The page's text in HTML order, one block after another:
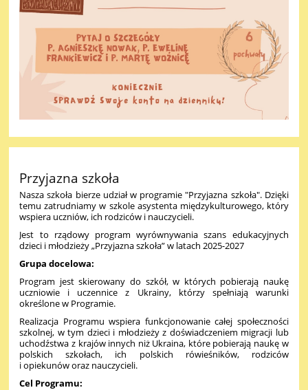
Przyjazna szkoła
Nasza szkoła bierze udział w programie "Przyjazna szkoła". Dzięki
temu zatrudniamy w szkole asystenta międzykulturowego, który
wspiera uczniów, ich rodziców i nauczycieli.
Jest to rządowy program wyrównywania szans edukacyjnych
dzieci i młodzieży „Przyjazna szkoła” w latach 2025-2027
Grupa docelowa:
Program jest skierowany do szkół, w których pobierają naukę
uczniowie i uczennice z Ukrainy, którzy spełniają warunki
określone w Programie.
Realizacja Programu wspiera funkcjonowanie całej społeczności
szkolnej, w tym dzieci i młodzieży z doświadczeniem migracji lub
uchodźstwa z krajów innych niż Ukraina, które pobierają naukę w
polskich szkołach, ich polskich rówieśników, rodziców
i opiekunów oraz nauczycieli.
Cel Programu: